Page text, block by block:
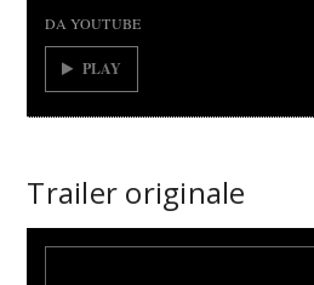
DA YOUTUBE
PLAY
Trailer originale